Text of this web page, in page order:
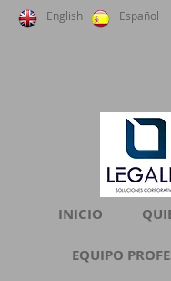
English Español
INICIO
EQUIPO